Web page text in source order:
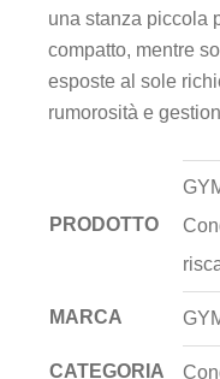
una stanza piccola
compatto, mentre
esposte al sole
rumorosità e
PRODOTTO
MARCA
CATEGORIA